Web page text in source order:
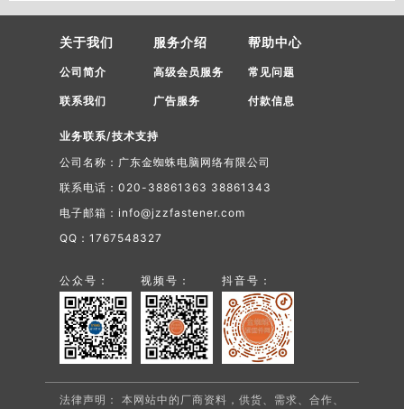
关于我们
公司简介
联系我们
服务介绍
高级会员服务
广告服务
帮助中心
常见问题
付款信息
业务联系/技术支持
公司名称：广东金蜘蛛电脑网络有限公司
联系电话：020-38861363 38861343
电子邮箱：info@jzzfastener.com
QQ：1767548327
公众号： 视频号： 抖音号：
法律声明： 本网站中的厂商资料，供货、需求、合作、